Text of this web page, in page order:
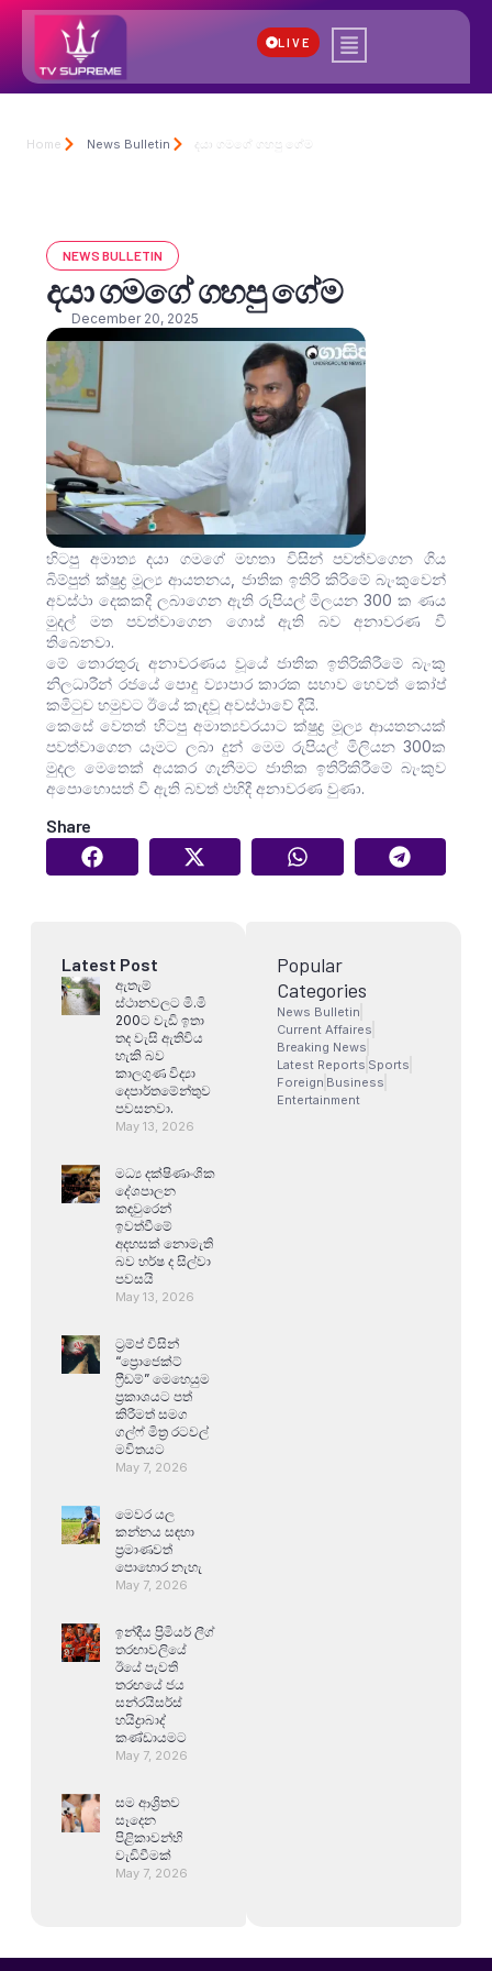
LIVE
Home News Bulletin දයා ගමගේ ගහපු ගේම
NEWS BULLETIN
දයා ගමගේ ගහපු ගේම
December 20, 2025
හිටපු අමාත්‍ය දයා ගමගේ මහතා විසින් පවත්වගෙන ගිය
බිම්පුත් ක්ෂුද්‍ර මූල්‍ය ආයතනය, ජාතික ඉතිරි කිරිමේ බැංකුවෙන්
අවස්ථා දෙකකදී ලබාගෙන ඇති රුපියල් මිලයන 300 ක ණය
මුදල් මත පවත්වාගෙන ගොස් ඇති බව අනාවරණ වී
තිබෙනවා.
මේ තොරතුරු අනාවරණය වූයේ ජාතික ඉතිරිකිරීමේ බැංකු
නිලධාරීන් රජයේ පොදු ව්‍යාපාර කාරක සභාව හෙවත් කෝප්
කමිටුව හමුවට ඊයේ කැඳවූ අවස්ථාවේ දීයි.
කෙසේ වෙතත් හිටපු අමාත්‍යවරයාට ක්ෂුද්‍ර මූල්‍ය ආයතනයක්
පවත්වාගෙන යෑමට ලබා දුන් මෙම රුපියල් මිලියන 300ක
මුදල මෙතෙක් අයකර ගැනීමට ජාතික ඉතිරිකිරීමේ බැංකුව
අපොහොසත් වී ඇති බවත් එහිදී අනාවරණ වුණා.
Share
Latest Post
ඇතැම්
ස්ථානවලට මි.මි
200ට වැඩි ඉතා
තද වැසි ඇතිවිය
හැකි බව
කාලගුණ විද්‍යා
දෙපාර්තමේන්තුව
පවසනවා.
May 13, 2026
මධ්‍ය දක්ෂිණාංශික
දේශපාලන
කඳවුරෙන්
ඉවත්වීමේ
අදහසක් නොමැති
බව හර්ෂ ද සිල්වා
පවසයි
May 13, 2026
ට්‍රම්ප් විසින්
“ප්‍රොජෙක්ට්
ෆ්‍රීඩම්” මෙහෙයුම
ප්‍රකාශයට පත්
කිරීමත් සමග
ගල්ෆ් මිත්‍ර රටවල්
මවිතයට
May 7, 2026
මෙවර යල
කන්නය සඳහා
ප්‍රමාණවත්
පොහොර නැහැ
May 7, 2026
ඉන්දීය ප්‍රිමියර් ලීග්
තරඟාවලියේ
ඊයේ පැවති
තරඟයේ ජය
සන්රයිසර්ස්
හයිද්‍රාබාද්
කණ්ඩායමට
May 7, 2026
සම ආශ්‍රිතව
සෑදෙන
පිළිකාවන්හි
වැඩිවීමක්
May 7, 2026
Popular
Categories
News Bulletin
Current Affaires
Breaking News
Latest Reports Sports
Foreign Business
Entertainment